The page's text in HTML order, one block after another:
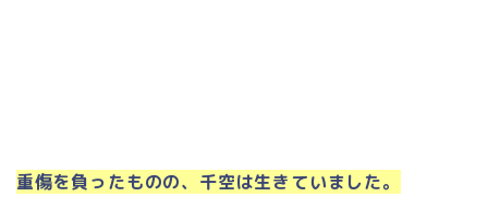
重傷を負ったものの、千空は生きていました。